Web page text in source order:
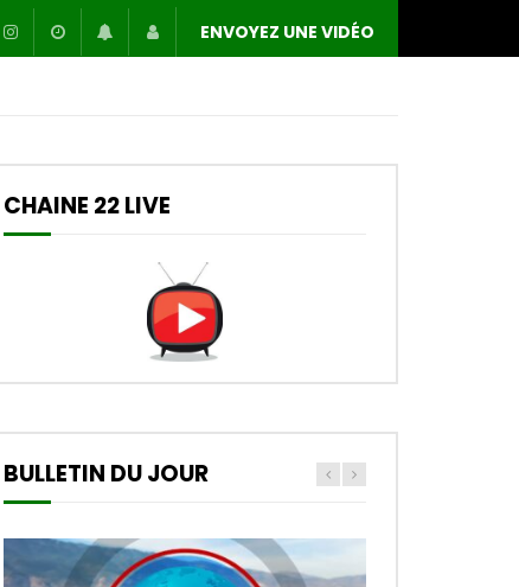
ENVOYEZ UNE VIDÉO
CHAINE 22 LIVE
BULLETIN DU JOUR